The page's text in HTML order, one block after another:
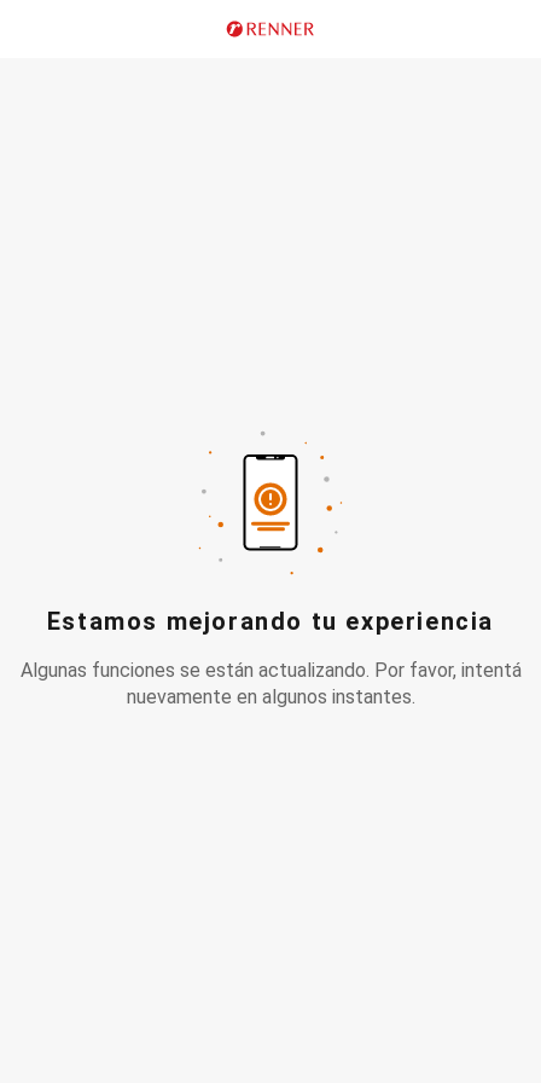
Estamos mejorando tu experiencia
Algunas funciones se están actualizando. Por favor, intentá
nuevamente en algunos instantes.